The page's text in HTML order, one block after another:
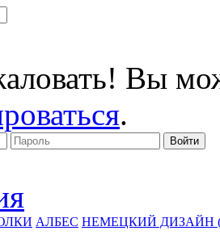
Вы
.
АЛБЕС НЕМЕЦКИЙ ДИЗАЙН